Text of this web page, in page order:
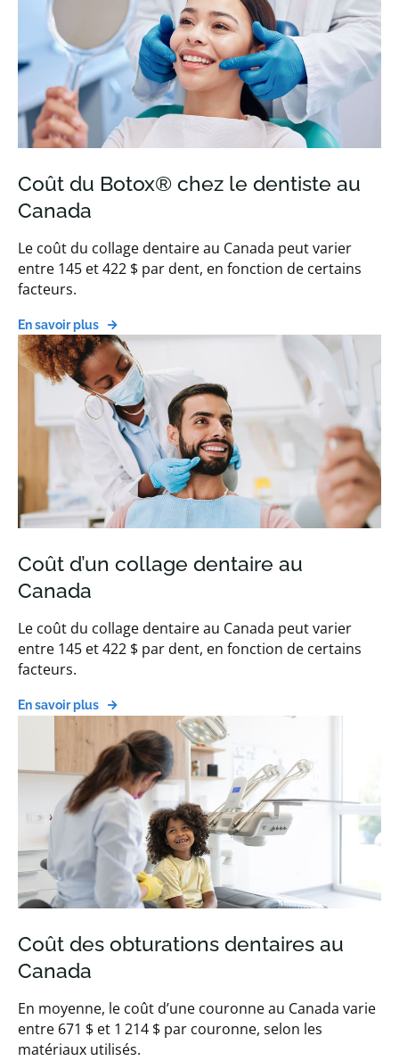
Coût du Botox® chez le dentiste au
Canada
Le coût du collage dentaire au Canada peut varier
entre 145 et 422 $ par dent, en fonction de certains
facteurs.
En savoir plus
Coût d’un collage dentaire au
Canada
Le coût du collage dentaire au Canada peut varier
entre 145 et 422 $ par dent, en fonction de certains
facteurs.
En savoir plus
Coût des obturations dentaires au
Canada
En moyenne, le coût d’une couronne au Canada varie
entre 671 $ et 1 214 $ par couronne, selon les
matériaux utilisés.